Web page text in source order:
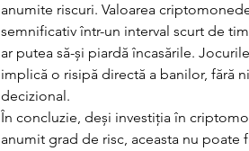
anumite riscuri. Valoarea
semnificativ într-un interval scurt de
ar putea să-și piardă încasările.
implică o risipă directă a banilor, fără
decizional.
În concluzie, deși investiția în
anumit grad de risc, aceasta nu poate